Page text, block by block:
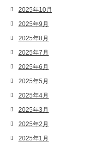
2025年10月
2025年9月
2025年8月
2025年7月
2025年6月
2025年5月
2025年4月
2025年3月
2025年2月
2025年1月